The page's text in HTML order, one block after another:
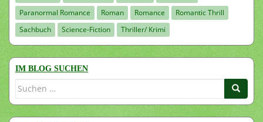
Paranormal Romance
Roman Romance
Romantic Thrill
Sachbuch
Science-Fiction Thriller/ Krimi
IM BLOG SUCHEN
Suchen